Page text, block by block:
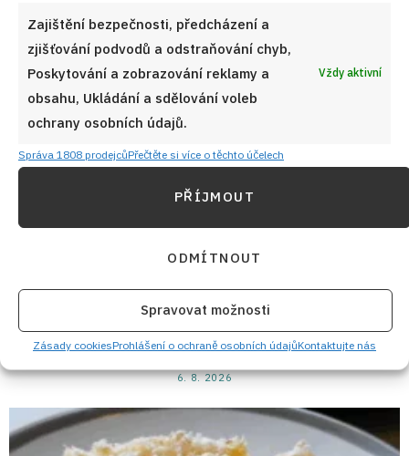
Zajištění bezpečnosti, předcházení a
zjišťování podvodů a odstraňování chyb,
Poskytování a zobrazování reklamy a
obsahu, Ukládání a sdělování voleb
ochrany osobních údajů.
Vždy aktivní
Správa 1808 prodejcůPřečtěte si více o těchto účelech
PŘÍJMOUT
ODMÍTNOUT
Spravovat možnosti
Zásady cookiesProhlášení o ochraně osobních údajůKontaktujte nás
Levandulový sirup z levandule lékařské: Fialová letní
zásoba do limonády, čaje i dezertů
6. 8. 2026